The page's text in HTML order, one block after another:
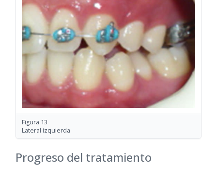
Figura 13
Lateral izquierda
Progreso del tratamiento